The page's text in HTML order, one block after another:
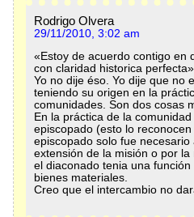
Rodrigo Olvera
29/11/2010, 3:02 am
«Estoy de acuerdo contigo en
con claridad historica perfecta»
Yo no dije éso. Yo dije que no
teniendo su origen en la
comunidades. Son dos cosas
En la práctica de la
episcopado (esto lo
episcopado solo fue
extensión de la misión o por
el diaconado tenia una
bienes materiales.
Creo que el intercambio no